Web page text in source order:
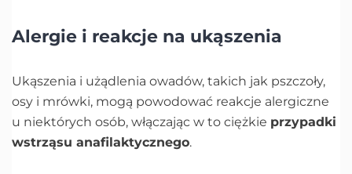
Alergie i reakcje na ukąszenia
Ukąszenia i użądlenia owadów, takich jak pszczoły,
osy i mrówki, mogą powodować reakcje alergiczne
u niektórych osób, włączając w to ciężkie przypadki
wstrząsu anafilaktycznego.